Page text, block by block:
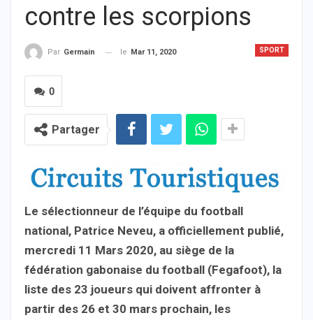
contre les scorpions
SPORT
Par Germain le Mar 11, 2020
0
Partager
Le sélectionneur de l’équipe du football
national, Patrice Neveu, a officiellement publié,
mercredi 11 Mars 2020, au siège de la
fédération gabonaise du football (Fegafoot), la
liste des 23 joueurs qui doivent affronter à
partir des 26 et 30 mars prochain, les